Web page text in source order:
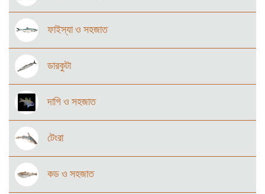
ফাইস্যা ও সহজাত
ডারকুটা
দাগি ও সহজাত
টেংরা
কড ও সহজাত